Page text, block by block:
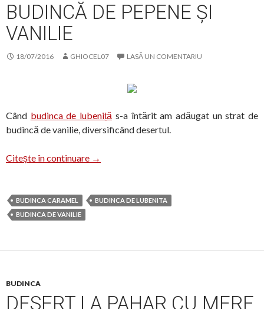
BUDINCĂ DE PEPENE ȘI
VANILIE
18/07/2016 GHIOCEL07 LASĂ UN COMENTARIU
Când budinca de lubeniță s-a întărit am adăugat un strat de
budincă de vanilie, diversificând desertul.
Citește în continuare Budincă de pepene și vanilie
→
BUDINCA CARAMEL
BUDINCA DE LUBENITA
BUDINCA DE VANILIE
BUDINCA
DESERT LA PAHAR CU MERE